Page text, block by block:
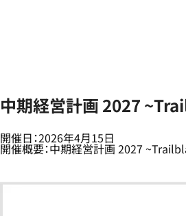
中期経営計画 2027
開催日：2026年4月15日
開催概要：中期経営計画 2027